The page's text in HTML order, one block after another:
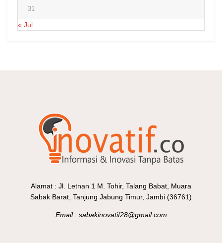
31
« Jul
Alamat : Jl. Letnan 1 M. Tohir, Talang Babat, Muara
Sabak Barat, Tanjung Jabung Timur, Jambi (36761)
Email : sabakinovatif28@gmail.com